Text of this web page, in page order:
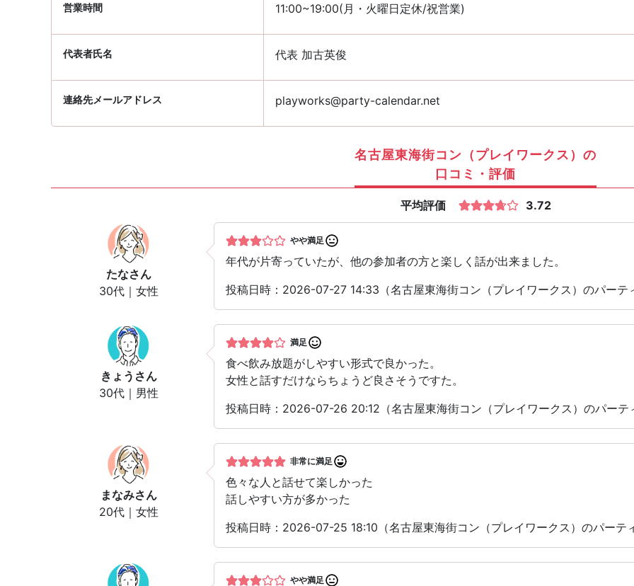
営業時間 11:00~19:00(月・火曜日定休/祝営業)
代表者氏名 代表 加古英俊
連絡先メールアドレス playworks@party-calendar.net
名古屋東海街コン（プレイワークス）の
口コミ・評価
平均評価 3.72
たなさん
30代｜女性
やや満足
年代が片寄っていたが、他の参加者の方と楽しく話が出来ました。
投稿日時：2026-07-27 14:33（名古屋東海街コン（プレイワークス）のパーテ
きょう さん
30代｜男性
満足
食べ飲み放題がしやすい形式で良かった。
女性と話すだけならちょうど良さそうですた。
投稿日時：2026-07-26 20:12（名古屋東海街コン（プレイワークス）のパーテ
まなみさん
20代｜女性
非常に満足
色々な人と話せて楽しかった
話しやすい方が多かった
投稿日時：2026-07-25 18:10（名古屋東海街コン（プレイワークス）のパーテ
やや満足